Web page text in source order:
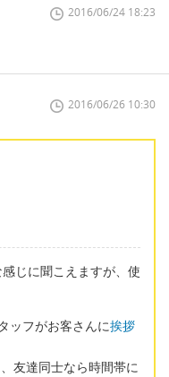
2016/06/24 18:23
2016/06/26 10:30
じに聞こえますが、使
ッフがお客さんに挨拶
友達同士なら時間帯に